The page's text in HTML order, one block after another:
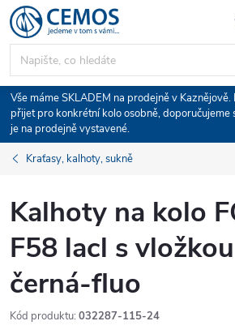
Přejít
na
obsah
Vše máme SKLADEM na prodejně v
přijet pro konkrétní kolo osobně, doporučujeme
je na prodejně vystavené.
Kraťasy, kalhoty, sukně
Kalhoty na kolo
F58 lacl s
černá-fluo
Kód produktu: 032287-115-24